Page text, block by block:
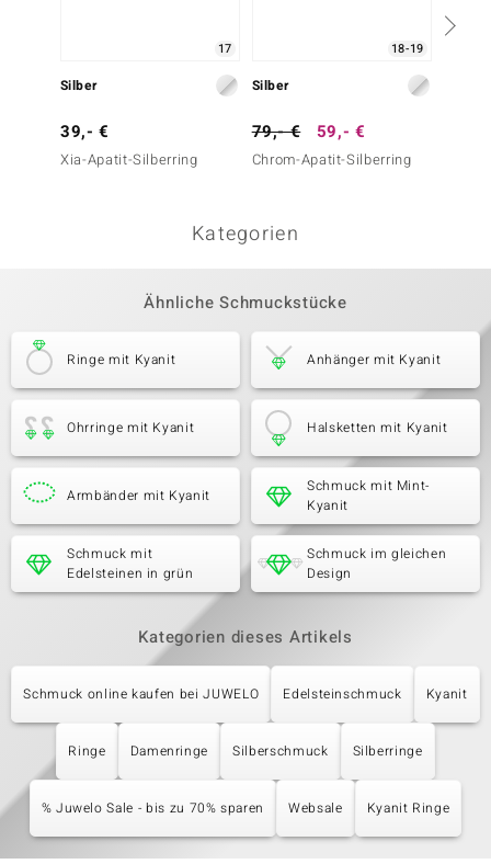
17
Silber
39,- €
Xia-Apatit-Silberring
18-19
Silber
79,- € 59,- €
Chrom-Apatit-Silberring
Kategorien
Ähnliche Schmuckstücke
Ringe mit Kyanit Anhänger mit Kyanit
Ohrringe mit Kyanit Halsketten mit Kyanit
Armbänder mit Kyanit
Schmuck mit Mint-
Kyanit
Schmuck mit
Edelsteinen in grün
Schmuck im gleichen
Design
Kategorien dieses Artikels
Schmuck online kaufen bei JUWELO Edelsteinschmuck Kyanit
Ringe Damenringe Silberschmuck Silberringe
% Juwelo Sale - bis zu 70% sparen Websale Kyanit Ringe